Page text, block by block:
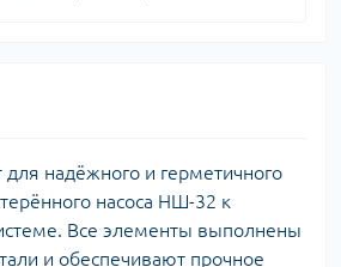
надёжного и герметичного
насоса НШ-32 к
Все элементы выполнены
и обеспечивают прочное